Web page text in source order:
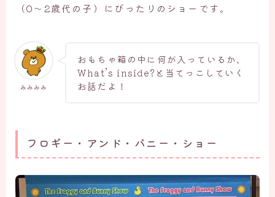
（0～2歳代の子）にぴったりのショーです。
みみみみ
おもちゃ箱の中に何が入っているか、
What’s inside?と当てっこしていく
お話だよ！
フロギー・アンド・バニー・ショー